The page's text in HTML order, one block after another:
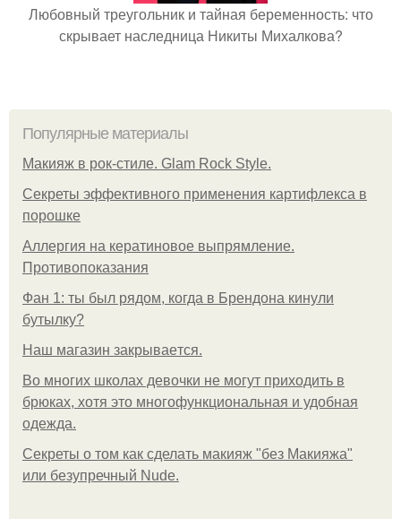
Любовный треугольник и тайная беременность: что
скрывает наследница Никиты Михалкова?
Популярные материалы
Макияж в рок-стиле. Glam Rock Style.
Секреты эффективного применения картифлекса в
порошке
Аллергия на кератиновое выпрямление.
Противопоказания
Фан 1: ты был рядом, когда в Брендона кинули
бутылку?
Нaш магaзин зaкрывaeтся.
Во многих школах девочки не могут приходить в
брюках, хотя это многофункциональная и удобная
одежда.
Секреты о том как сделать макияж "без Макияжа"
или безупречный Nude.